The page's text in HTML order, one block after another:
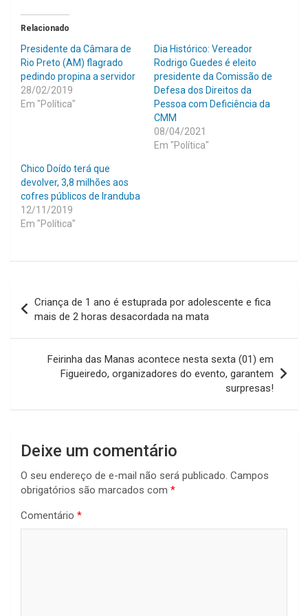
Relacionado
Presidente da Câmara de
Rio Preto (AM) flagrado
pedindo propina a servidor
28/02/2019
Em "Política"
Dia Histórico: Vereador
Rodrigo Guedes é eleito
presidente da Comissão de
Defesa dos Direitos da
Pessoa com Deficiência da
CMM
08/04/2021
Em "Política"
Chico Doído terá que
devolver, 3,8 milhões aos
cofres públicos de Iranduba
12/11/2019
Em "Política"
de
Post
Criança de 1 ano é estuprada por adolescente e fica
mais de 2 horas desacordada na mata
Feirinha das Manas acontece nesta sexta (01) em
Figueiredo, organizadores do evento, garantem
surpresas!
Deixe um comentário
O seu endereço de e-mail não será publicado. Campos
obrigatórios são marcados com *
Comentário *